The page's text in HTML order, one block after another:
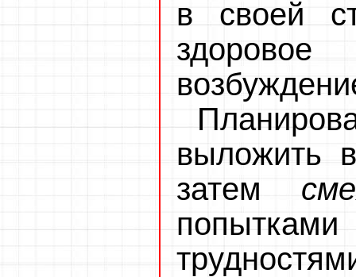
в своей
выложить
затем